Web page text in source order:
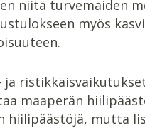
niitä turvemaiden
myös
maaperän
hiilipäästöjä, mutta